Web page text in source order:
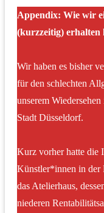
Appendix: Wie wir
(kurzzeitig) erhalten
Wir haben es bisher
für den schlechten
unserem
Stadt Düsseldorf.
Kurz vorher hatte die
Künstler*innen in der
das Atelierhaus,
niederen